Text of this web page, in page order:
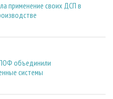
применение своих ДСП в
объединили
системы